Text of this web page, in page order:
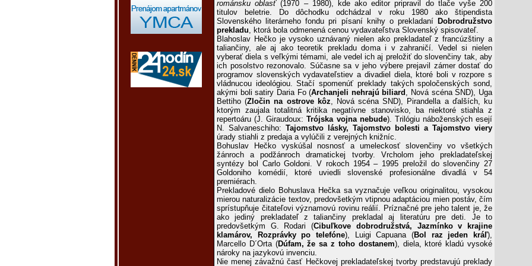
románsku oblasť(1970 – 1980), kde ako editor pripravil do tlače vyše 200
titulov beletrie. Do dôchodku odchádzal v roku 1980 ako štipendista
Slovenského literárneho fondu pri písaní knihy o prekladaní Dobrodružstvo
prekladu, ktorá bola odmenená cenou vydavateľstva Slovenský spisovateľ.
Blahoslav Hečko je vysoko uznávaný nielen ako prekladateľ z francúzštiny a
taliančiny, ale aj ako teoretik prekladu doma i v zahraničí. Vedel si nielen
vyberať diela s veľkými témami, ale vedel ich aj preložiť do slovenčiny tak, aby
ich posolstvo rezonovalo. Súčasne sa v jeho výbere prejavil zámer dostať do
programov slovenských vydavateľstiev a divadiel diela, ktoré boli v rozpore s
vládnucou ideológiou. Stačí spomenúť preklady takých spoločenských sond,
akými boli satiry Daria Fo (Archanjeli nehrajú biliard , Nová scéna SND), Uga
Bettiho (Zločin na ostrove kôz, Nová scéna SND), Pirandella a ďalších, ku
ktorým zaujala totalitná kritika negatívne stanovisko, ba niektoré stiahla z
repertoáru (J. Giraudoux:Trójska vojna nebude). Trilógiu náboženských esejí
N. Salvaneschiho: Tajomstvo lásky, Tajomstvo bolesti a Tajomstvo viery
úrady stiahli z predaja a vylúčili z verejných knižníc.
Bohuslav Hečko vyskúšal nosnosť a umeleckosť slovenčiny vo všetkých
žánroch a podžánroch dramatickej tvorby. Vrcholom jeho prekladateľskej
syntézy bol Carlo Goldoni. V rokoch 1954 – 1995 preložil do slovenčiny 27
Goldoniho komédií, ktoré uviedli slovenské profesionálne divadlá v 54
premiérach.
Prekladové dielo Bohuslava Hečka sa vyznačuje veľkou originalitou, vysokou
mierou naturalizácie textov, predovšetkým vtipnou adaptáciou mien postáv, čím
sprístupňuje čitateľovi významovú rovinu reálií. Príznačné pre jeho talent je, že
ako jediný prekladateľ z taliančiny prekladal aj literatúru pre deti. Je to
predovšetkým G. Rodari (Cibuľkove dobrodružstvá, Jazmínko v krajine
klamárov, Rozprávky po telefóne), Luigi Capuana (Bol raz jeden kráľ),
Marcello D´Orta (Dúfam, že sa z toho dostanem), diela, ktoré kladú vysoké
nároky na jazykovú invenciu.
Nie menej závažnú časť Hečkovej prekladateľskej tvorby predstavujú preklady